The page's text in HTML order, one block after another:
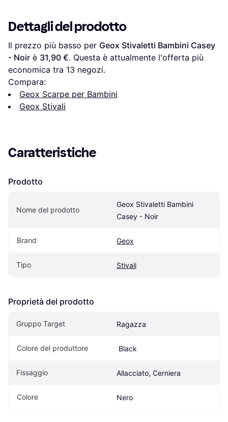
Dettagli del prodotto
Il prezzo più basso per Geox Stivaletti Bambini Casey
- Noir è 31,90 €. Questa è attualmente l'offerta più
economica tra 13 negozi.
Compara:
Geox Scarpe per Bambini
Geox Stivali
Caratteristiche
Prodotto
Nome del prodotto
Geox Stivaletti Bambini
Casey - Noir
Brand Geox
Tipo Stivali
Proprietà del prodotto
Gruppo Target Ragazza
Colore del produttore Black
Fissaggio Allacciato, Cerniera
Colore Nero